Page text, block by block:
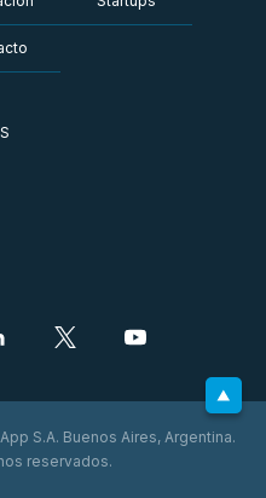
S.A. Buenos Aires, Argentina.
reservados.